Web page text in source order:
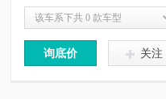
该车系下共 0 款车型
询底价 关注